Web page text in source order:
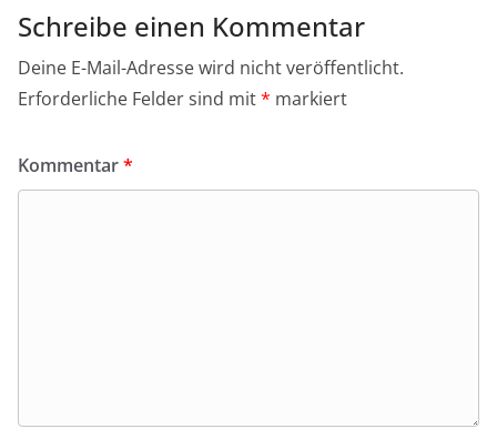
Schreibe einen Kommentar
Deine E-Mail-Adresse wird nicht veröffentlicht.
Erforderliche Felder sind mit* markiert
Kommentar*